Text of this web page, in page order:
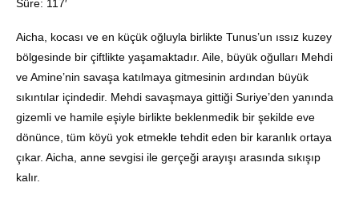
Süre: 117′
Aicha, kocası ve en küçük oğluyla birlikte Tunus’un ıssız kuzey
bölgesinde bir çiftlikte yaşamaktadır. Aile, büyük oğulları Mehdi
ve Amine’nin savaşa katılmaya gitmesinin ardından büyük
sıkıntılar içindedir. Mehdi savaşmaya gittiği Suriye’den yanında
gizemli ve hamile eşiyle birlikte beklenmedik bir şekilde eve
dönünce, tüm köyü yok etmekle tehdit eden bir karanlık ortaya
çıkar. Aicha, anne sevgisi ile gerçeği arayışı arasında sıkışıp
kalır.